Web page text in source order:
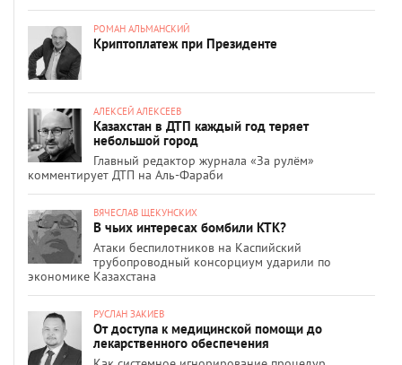
РОМАН АЛЬМАНСКИЙ
Криптоплатеж при Президенте
АЛЕКСЕЙ АЛЕКСЕЕВ
Казахстан в ДТП каждый год теряет
небольшой город
Главный редактор журнала «За рулём»
комментирует ДТП на Аль-Фараби
ВЯЧЕСЛАВ ЩЕКУНСКИХ
В чьих интересах бомбили КТК?
Атаки беспилотников на Каспийский
трубопроводный консорциум ударили по
экономике Казахстана
РУСЛАН ЗАКИЕВ
От доступа к медицинской помощи до
лекарственного обеспечения